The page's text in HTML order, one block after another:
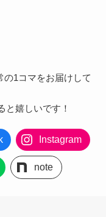
1コマをお届けして
と嬉しいです！
Instagram
note